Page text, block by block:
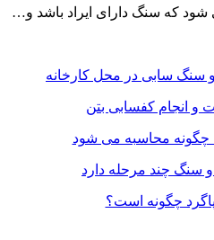
که سنگ دارای ایراد باشد و…
سابی در محل کارخانه
و انجام کفسابی بتن
محاسبه می شود
سنگ چند مرحله دارد
چگونه است؟